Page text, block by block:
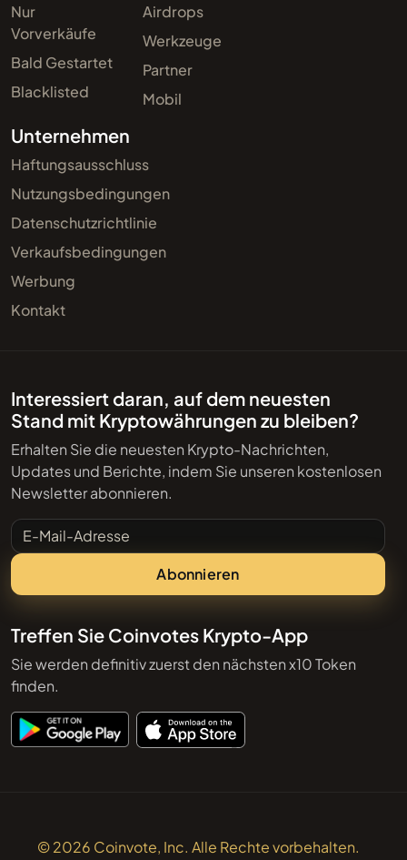
Nur
Vorverkäufe
Bald Gestartet
Blacklisted
Airdrops
Werkzeuge
Partner
Mobil
Unternehmen
Haftungsausschluss
Nutzungsbedingungen
Datenschutzrichtlinie
Verkaufsbedingungen
Werbung
Kontakt
Interessiert daran, auf dem neuesten
Stand mit Kryptowährungen zu bleiben?
Erhalten Sie die neuesten Krypto-Nachrichten,
Updates und Berichte, indem Sie unseren kostenlosen
Newsletter abonnieren.
E-Mail-Adresse
Abonnieren
Treffen Sie Coinvotes Krypto-App
Sie werden definitiv zuerst den nächsten x10 Token
finden.
© 2026 Coinvote, Inc. Alle Rechte vorbehalten.